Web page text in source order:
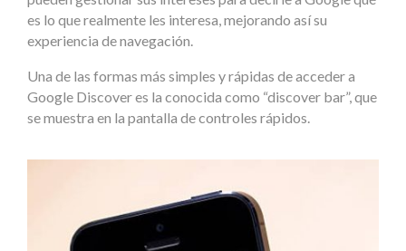
es lo que realmente les interesa, mejorando así su
experiencia de navegación.
Una de las formas más simples y rápidas de acceder a
Google Discover es la conocida como “discover bar”, que
se muestra en la pantalla de controles rápidos.